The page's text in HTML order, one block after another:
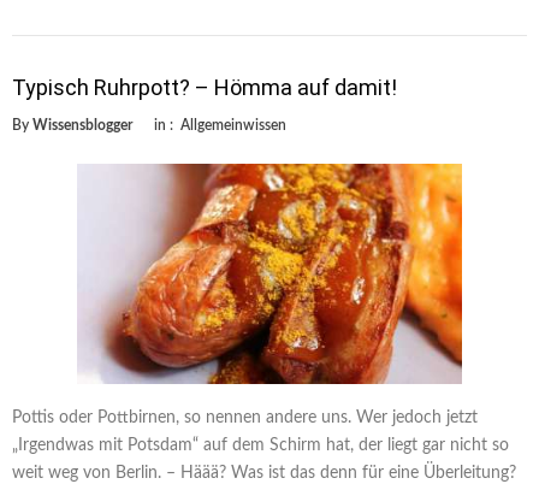
Typisch Ruhrpott? – Hömma auf damit!
By Wissensblogger in : Allgemeinwissen
Pottis oder Pottbirnen, so nennen andere uns. Wer jedoch jetzt
„Irgendwas mit Potsdam“ auf dem Schirm hat, der liegt gar nicht so
weit weg von Berlin. – Häää? Was ist das denn für eine Überleitung?